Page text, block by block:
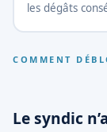
les dégâts
COMMENT
Le syndic